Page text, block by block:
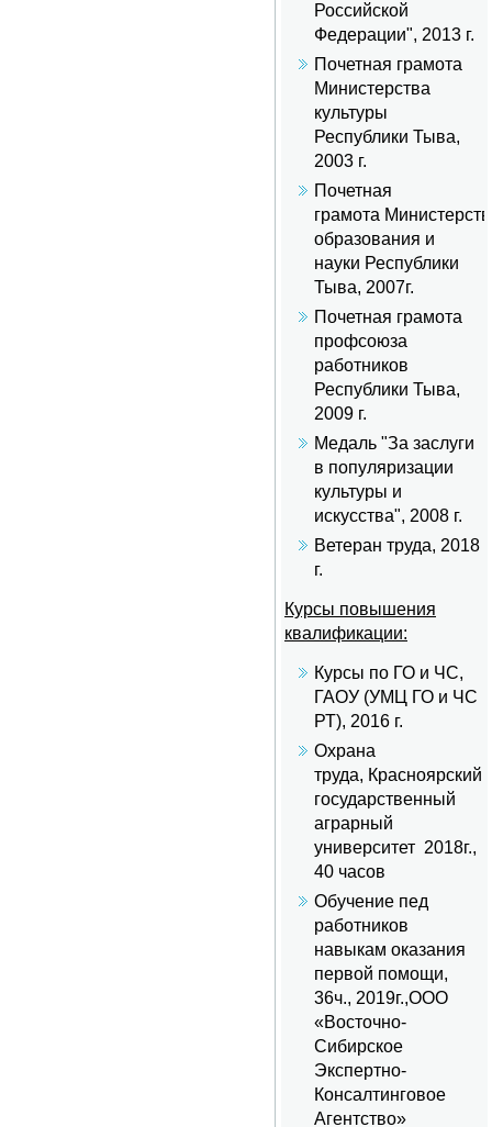
Российской
Федерации", 2013 г.
Почетная грамота
Министерства
культуры
Республики Тыва,
2003 г.
Почетная
грамота
образования и
науки Республики
Тыва, 2007г.
Почетная грамота
профсоюза
работников
Республики Тыва,
2009 г.
Медаль "За заслуги
в популяризации
культуры и
искусства", 2008 г.
Ветеран труда, 2018
г.
Курсы повышения
квалификации:
Курсы по ГО и ЧС,
ГАОУ (УМЦ ГО и ЧС
РТ), 2016 г.
Охрана
труда, Красноярский
государственный
аграрный
университет 2018г.,
40 часов
Обучение пед
работников
навыкам оказания
первой помощи,
36ч., 2019г.,ООО
«Восточно-
Сибирское
Экспертно-
Консалтинговое
Агентство»